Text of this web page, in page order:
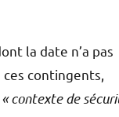
la date n’a pas
contingents,
« contexte de